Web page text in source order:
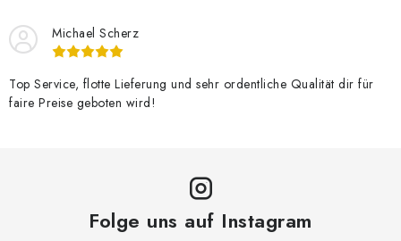
Michael Scherz
Top Service, flotte Lieferung und sehr ordentliche Qualität dir für
faire Preise geboten wird!
Folge uns auf Instagram